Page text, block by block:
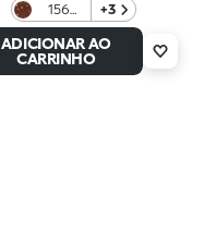
156
Dusk
Gleams
+3
ADICIONAR AO
CARRINHO